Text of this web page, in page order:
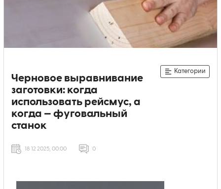
Черновое выравнивание
заготовки: когда
использовать рейсмус, а
когда — фyговальный
станок
Категории
18 12 2025, 00:00 0